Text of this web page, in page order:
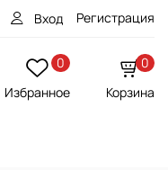
Вход Регистрация
0
Избранное
0
Корзина